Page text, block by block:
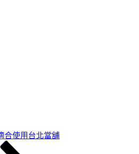
合使用台北當舖